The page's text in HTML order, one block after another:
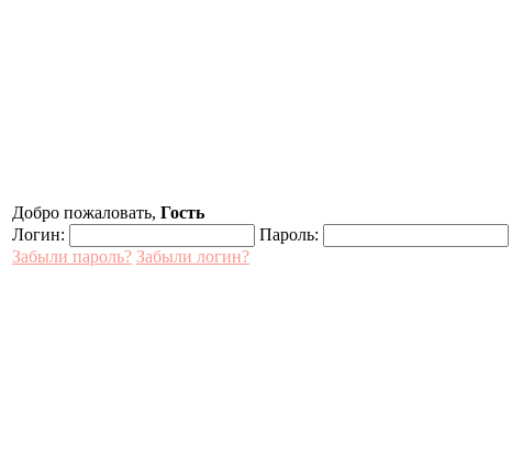
Добро пожаловать, Гость
Логин:
Пароль:
Забыли пароль? Забыли логин?